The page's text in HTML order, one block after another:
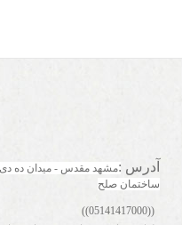
آدرس :
ساختمان صلح
((05141417000))